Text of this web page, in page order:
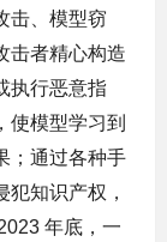
击、模型窃
击者精心构造
执行恶意指
使模型学习到
；通过各种手
知识产权，
年底，一